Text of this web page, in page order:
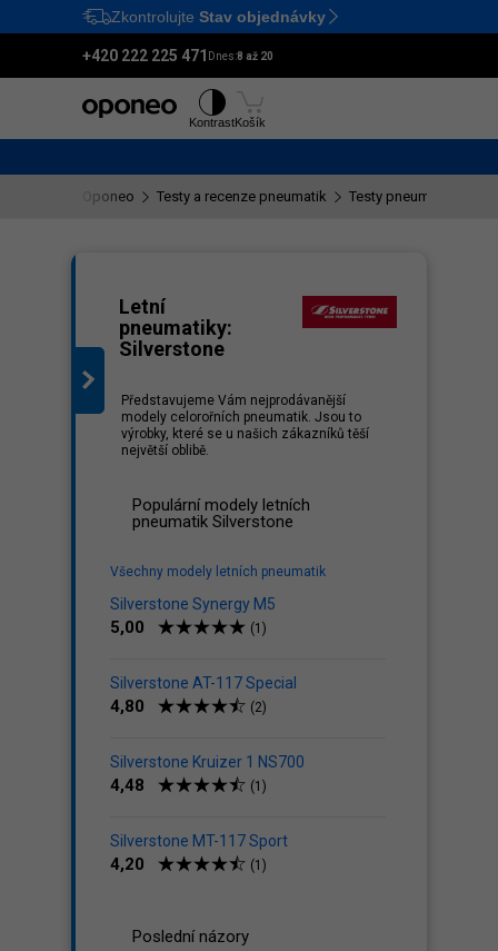
Ctrl M
Zkontrolujte Stav objednávky
+420 222 225 471 Dnes:8 až 20
KontrastKošík
Oponeo Testy a recenze pneumatik Testy pneumatik
Letní
pneumatiky:
Silverstone
Představujeme Vám nejprodávanější
modely celorořních pneumatik. Jsou to
výrobky, které se u našich zákazníků těší
největší oblibě.
Populární modely letních
pneumatik Silverstone
Všechny modely letních pneumatik
Silverstone Synergy M5
5,00 (1)
Silverstone AT-117 Special
4,80 (2)
Silverstone Kruizer 1 NS700
4,48 (1)
Silverstone MT-117 Sport
4,20 (1)
Poslední názory